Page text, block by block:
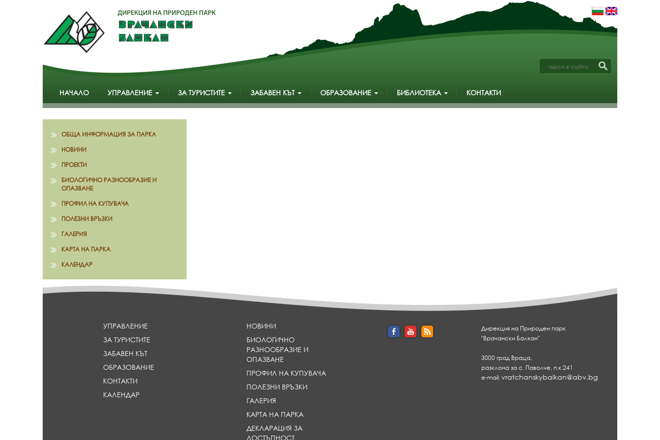
НАЧАЛО УПРАВЛЕНИЕ ЗА ТУРИСТИТЕ ЗАБАВЕН КЪТ ОБРАЗОВАНИЕ БИБЛИОТЕКА КОНТАКТИ
ОБЩА ИНФОРМАЦИЯ ЗА ПАРКА
НОВИНИ
ПРОЕКТИ
БИОЛОГИЧНО РАЗНООБРАЗИЕ И
ОПАЗВАНЕ
ПРОФИЛ НА КУПУВАЧА
ПОЛЕЗНИ ВРЪЗКИ
ГАЛЕРИЯ
КАРТА НА ПАРКА
КАЛЕНДАР
УПРАВЛЕНИЕ
ЗА ТУРИСТИТЕ
ЗАБАВЕН КЪТ
ОБРАЗОВАНИЕ
КОНТАКТИ
КАЛЕНДАР
НОВИНИ
БИОЛОГИЧНО
РАЗНООБРАЗИЕ И
ОПАЗВАНЕ
ПРОФИЛ НА КУПУВАЧА
ПОЛЕЗНИ ВРЪЗКИ
ГАЛЕРИЯ
КАРТА НА ПАРКА
ДЕКЛАРАЦИЯ ЗА
ДОСТЪПНОСТ
Дирекция на Природен парк
"Врачански Балкан"
3000 град Враца,
разклона за с. Паволче, п.к.241
e-mail:vratchanskybalkan@abv.bg